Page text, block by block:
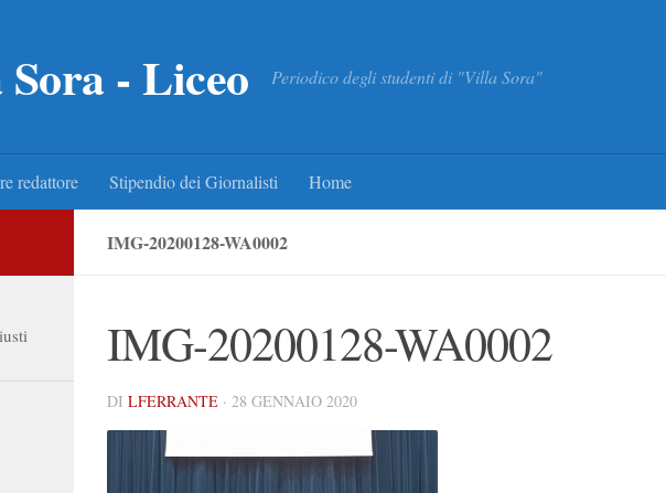
- Liceo Periodico degli studenti di "Villa Sora"
redattore Stipendio dei Giornalisti Home
IMG-20200128-WA0002
IMG-20200128-WA0002
DI LFERRANTE · 28 GENNAIO 2020